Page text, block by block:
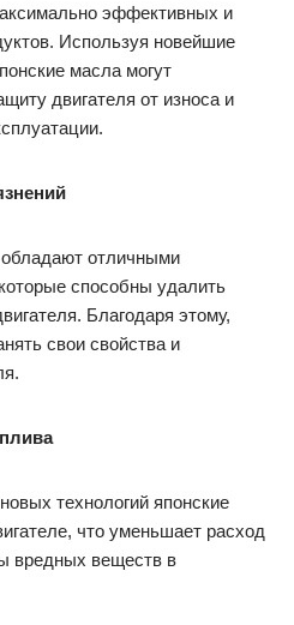
эффективных и
Используя новейшие
масла могут
двигателя от износа и
отличными
способны удалить
Благодаря этому,
свои свойства и
технологий японские
что уменьшает расход
вредных веществ в